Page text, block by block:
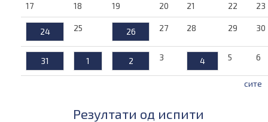
17 18 19 20 21 22 23
24 25 26 27 28 29 30
31 1 2 3 4 5 6
сите
Резултати од испити